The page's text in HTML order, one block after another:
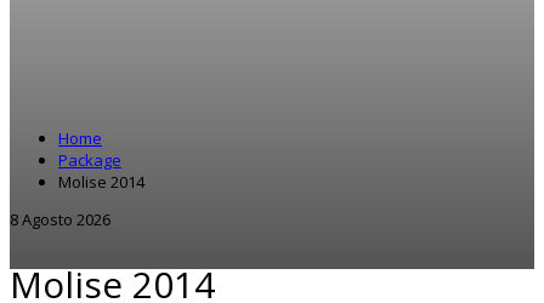
Home
Package
Molise 2014
8 Agosto 2026
Molise 2014